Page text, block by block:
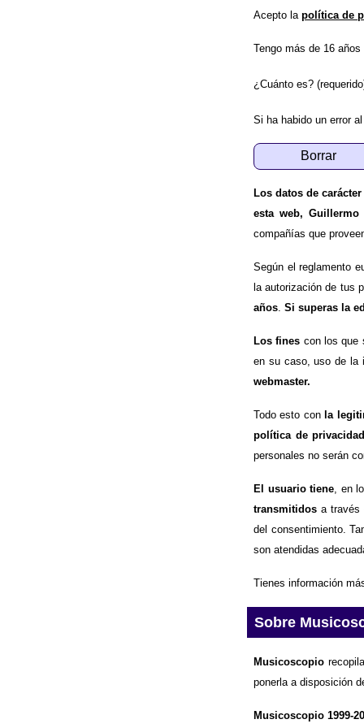
Acepto la política de
Tengo más de 16
¿Cuánto es?
Si ha habido un error
Los datos de carácter
esta web,
compañías que
Según el reglamento
la autorización de tus
años Si superas la
Los fines con los que
en su caso, uso de la
webmaster.
Todo esto con la
política de privacidad
personales no serán
El usuario tiene , en
transmitidos a través
del consentimiento.
son atendidas
Tienes información
Sobre
Musicoscopio
ponerla a disposición
Musicoscopio 1999-